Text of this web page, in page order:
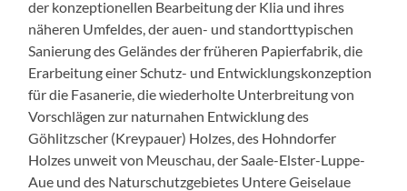
der konzeptionellen Bearbeitung der Klia und ihres
näheren Umfeldes, der auen- und standorttypischen
Sanierung des Geländes der früheren Papierfabrik, die
Erarbeitung einer Schutz- und Entwicklungskonzeption
für die Fasanerie, die wiederholte Unterbreitung von
Vorschlägen zur naturnahen Entwicklung des
Göhlitzscher (Kreypauer) Holzes, des Hohndorfer
Holzes unweit von Meuschau, der Saale-Elster-Luppe-
Aue und des Naturschutzgebietes Untere Geiselaue